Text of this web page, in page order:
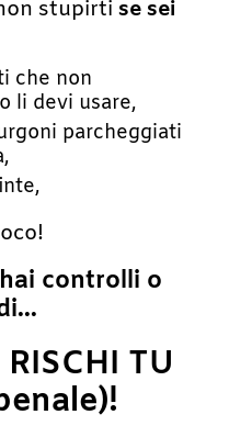
stupirti se sei
che non
li devi usare,
parcheggiati
controlli o
TU